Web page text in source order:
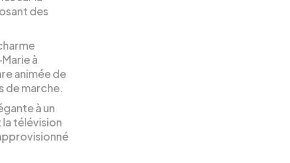
des
à
animée de
de marche.
à un
télévision